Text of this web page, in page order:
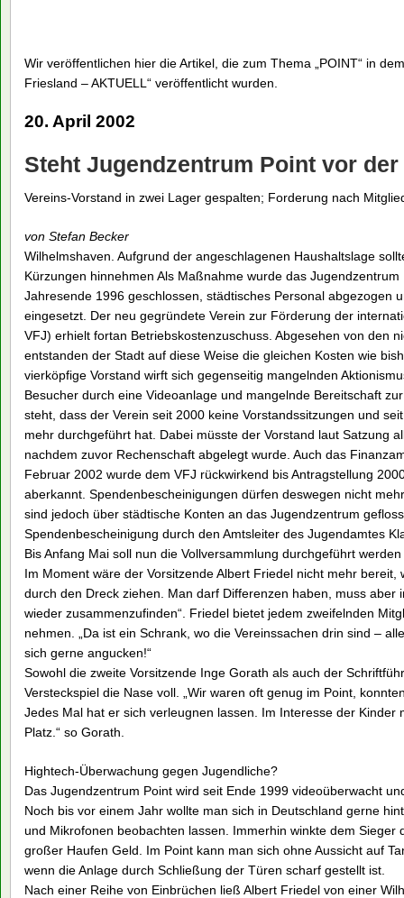
Wir veröffentlichen hier die Artikel, die zum Thema „POINT“ in
Friesland – AKTUELL“ veröffentlicht wurden.
20. April 2002
Steht Jugendzentrum Point vor
Vereins-Vorstand in zwei Lager gespalten; Forderung nach
von Stefan Becker
Wilhelmshaven. Aufgrund der angeschlagenen Haushaltslage
Kürzungen hinnehmen Als Maßnahme wurde das
Jahresende 1996 geschlossen, städtisches Personal abgezogen
eingesetzt. Der neu gegründete Verein zur Förderung der
VFJ) erhielt fortan Betriebskostenzuschuss. Abgesehen von den
entstanden der Stadt auf diese Weise die gleichen Kosten wie
vierköpfige Vorstand wirft sich gegenseitig mangelnden
Besucher durch eine Videoanlage und mangelnde Bereitschaft
steht, dass der Verein seit 2000 keine Vorstandssitzungen und
mehr durchgeführt hat. Dabei müsste der Vorstand laut Satzung
nachdem zuvor Rechenschaft abgelegt wurde. Auch das
Februar 2002 wurde dem VFJ rückwirkend bis Antragstellung
aberkannt. Spendenbescheinigungen dürfen deswegen nicht
sind jedoch über städtische Konten an das Jugendzentrum
Spendenbescheinigung durch den Amtsleiter des Jugendamtes
Bis Anfang Mai soll nun die Vollversammlung durchgeführt
Im Moment wäre der Vorsitzende Albert Friedel nicht mehr bereit,
durch den Dreck ziehen. Man darf Differenzen haben, muss aber
wieder zusammenzufinden“. Friedel bietet jedem zweifelnden
nehmen. „Da ist ein Schrank, wo die Vereinssachen drin sind –
sich gerne angucken!“
Sowohl die zweite Vorsitzende Inge Gorath als auch der
Versteckspiel die Nase voll. „Wir waren oft genug im Point,
Jedes Mal hat er sich verleugnen lassen. Im Interesse der Kinder
Platz.“ so Gorath.
Hightech-Überwachung gegen Jugendliche?
Das Jugendzentrum Point wird seit Ende 1999 videoüberwacht
Noch bis vor einem Jahr wollte man sich in Deutschland gerne
und Mikrofonen beobachten lassen. Immerhin winkte dem Sieger
großer Haufen Geld. Im Point kann man sich ohne Aussicht auf
wenn die Anlage durch Schließung der Türen scharf gestellt ist.
Nach einer Reihe von Einbrüchen ließ Albert Friedel von einer